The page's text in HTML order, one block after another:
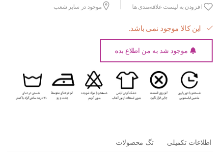
افزودن به لیست علاقه‌مندی ها موجود در سایر شعب
این کالا موجود نمی باشد.
موجود شد به من اطلاع بده
اطلاعات تکمیلی تگ محصولات